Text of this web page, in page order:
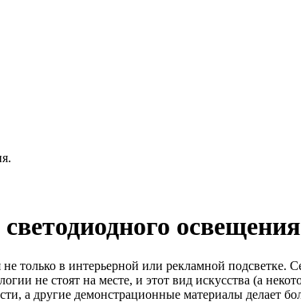
только в интерьерной или рекламной
не стоят на месте, и этот вид искусства (а
а другие демонстрационные материалы делает